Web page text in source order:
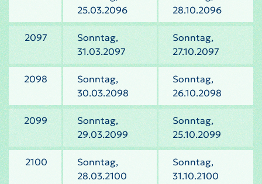
25.03.2096
28.10.2096
2097
Sonntag,
31.03.2097
Sonntag,
27.10.2097
2098
Sonntag,
30.03.2098
Sonntag,
26.10.2098
2099
Sonntag,
29.03.2099
Sonntag,
25.10.2099
2100
Sonntag,
28.03.2100
Sonntag,
31.10.2100